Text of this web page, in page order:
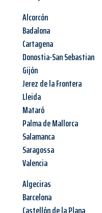
Alcorcón
Badalona
Cartagena
Donostia-San Sebastian
Gijón
Jerez de la Frontera
Lleida
Mataró
Palma de Mallorca
Salamanca
Saragossa
Valencia
Algeciras
Barcelona